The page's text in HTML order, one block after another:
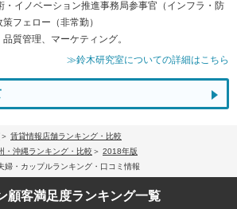
イノベーション推進事務局参事官（インフラ・防
フェロー（非常勤）
質管理、マーケティング。
≫鈴木研究室についての詳細はこちら
賃貸情報店舗ランキング・比較
・沖縄ランキング・比較
2018年版
婦・カップルランキング・口コミ情報
顧客満足度ランキング一覧